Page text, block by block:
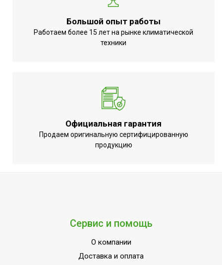
Доп.опция
Глубина товара
31.2
Срок службы
10 лет
Не требуется (штатный USB)
Режим осушения;Система
самодиагностики
неисправности;Таймер на
включение;Таймер на
SLEEP;Работает с
Марусей;Работает с
Большой опыт работы
Работаем более 15 лет на рынке климатической
техники
Официальная гарантия
Продаем оригинальную сертифицированную
продукцию
Сервис и помощь
О компании
Доставка и оплата